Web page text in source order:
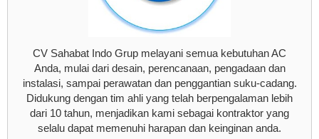
CV Sahabat Indo Grup melayani semua kebutuhan AC
Anda, mulai dari desain, perencanaan, pengadaan dan
instalasi, sampai perawatan dan penggantian suku-cadang.
Didukung dengan tim ahli yang telah berpengalaman lebih
dari 10 tahun, menjadikan kami sebagai kontraktor yang
selalu dapat memenuhi harapan dan keinginan anda.